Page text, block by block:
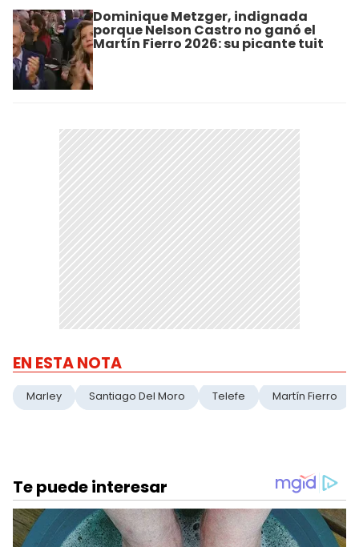
Dominique Metzger, indignada
porque Nelson Castro no ganó el
Martín Fierro 2026: su picante tuit
EN ESTA NOTA
Marley Santiago Del Moro Telefe Martín Fierro